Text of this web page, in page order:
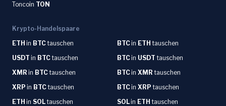
Toncoin TON
Krypto-Handelspaare
ETH in BTCtauschen BTCin ETH tauschen
USDT in BTCtauschen BTCin USDT tauschen
XMR in BTCtauschen BTCin XMR tauschen
XRP in BTCtauschen BTCin XRP tauschen
ETH in SOLtauschen SOLin ETH tauschen